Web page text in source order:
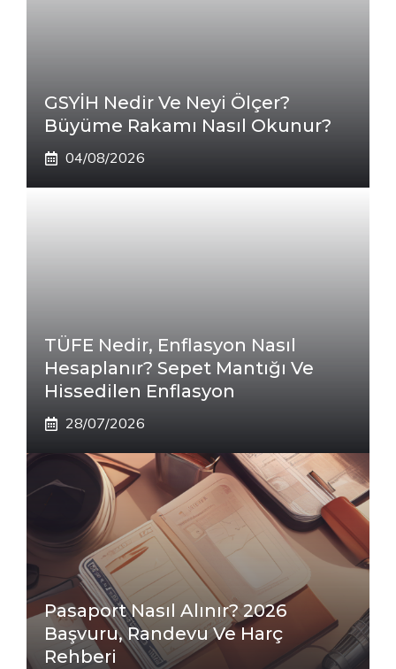
GSYİH Nedir Ve Neyi Ölçer?
Büyüme Rakamı Nasıl Okunur?
04/08/2026
TÜFE Nedir, Enflasyon Nasıl
Hesaplanır? Sepet Mantığı Ve
Hissedilen Enflasyon
28/07/2026
Pasaport Nasıl Alınır? 2026
Başvuru, Randevu Ve Harç
Rehberi